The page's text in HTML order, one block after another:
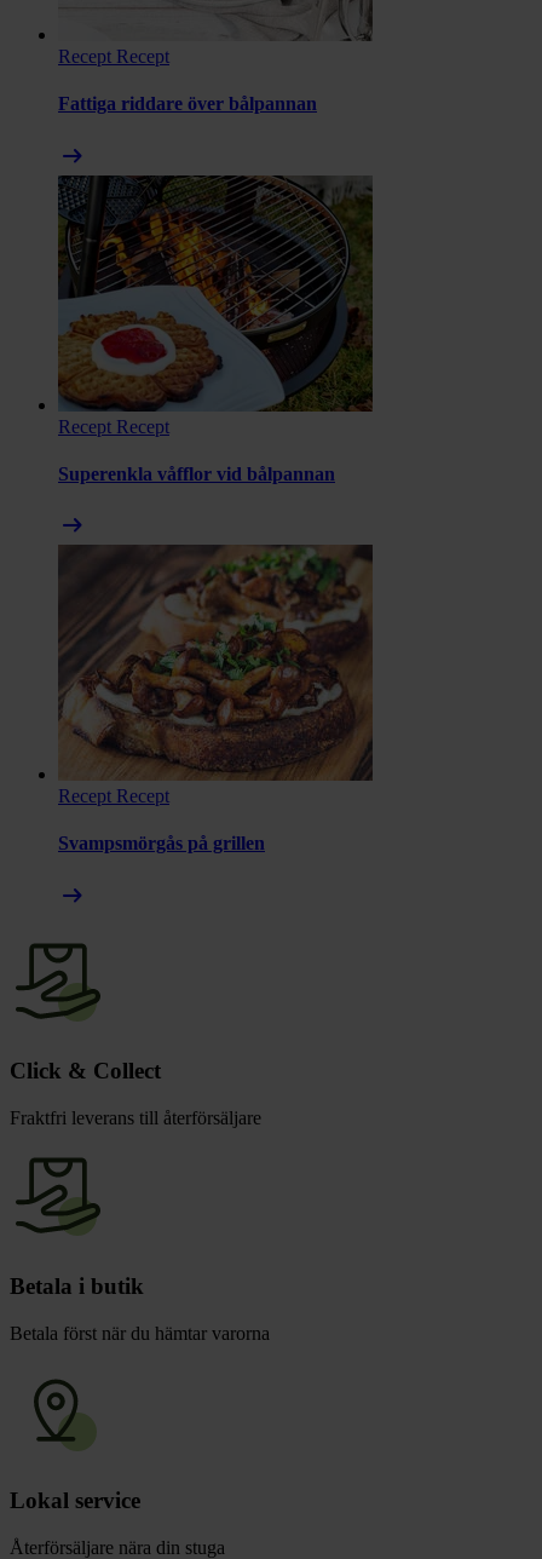
Recept Recept
Fattiga riddare över bålpannan
arrow_right_alt
Recept Recept
Superenkla våfflor vid bålpannan
arrow_right_alt
Recept Recept
Svampsmörgås på grillen
arrow_right_alt
Click & Collect
Fraktfri leverans till återförsäljare
Betala i butik
Betala först när du hämtar varorna
Lokal service
Återförsäljare nära din stuga